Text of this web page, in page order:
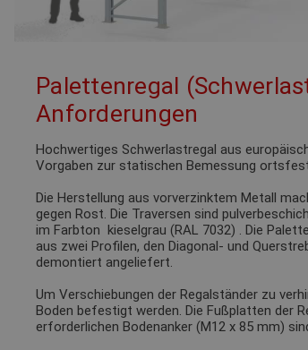
Palettenregal
Anforderungen
Hochwertiges Schwerlastregal aus
Vorgaben zur statischen Bemessung
Die Herstellung aus vorverzinktem Metall
gegen Rost. Die Traversen sind
im Farbton kieselgrau (RAL 7032) . Die
aus zwei Profilen, den Diagonal- und
demontiert angeliefert.
Um Verschiebungen der Regalständer zu
Boden befestigt werden. Die Fußplatten der
erforderlichen Bodenanker (M12 x 85 mm)